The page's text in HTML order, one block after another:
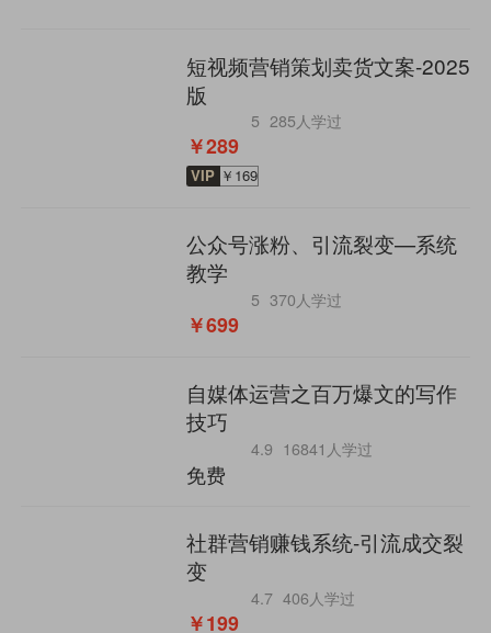
短视频营销策划卖货文案-2025
版
5 285人学过
￥289
VIP ￥169
公众号涨粉、引流裂变—系统
教学
5 370人学过
￥699
自媒体运营之百万爆文的写作
技巧
4.9 16841人学过
免费
社群营销赚钱系统-引流成交裂
变
4.7 406人学过
￥199